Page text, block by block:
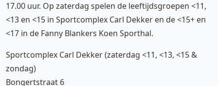
17.00 uur. Op zaterdag spelen de leeftijdsgroepen <11,
<13 en <15 in Sportcomplex Carl Dekker en de <15+ en
<17 in de Fanny Blankers Koen Sporthal.
Sportcomplex Carl Dekker (zaterdag <11, <13, <15 &
zondag)
Bongertstraat 6